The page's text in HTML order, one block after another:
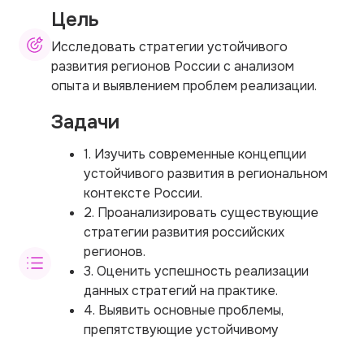
Цель
Исследовать стратегии устойчивого
развития регионов России с анализом
опыта и выявлением проблем реализации.
Задачи
1. Изучить современные концепции
устойчивого развития в региональном
контексте России.
2. Проанализировать существующие
стратегии развития российских
регионов.
3. Оценить успешность реализации
данных стратегий на практике.
4. Выявить основные проблемы,
препятствующие устойчивому